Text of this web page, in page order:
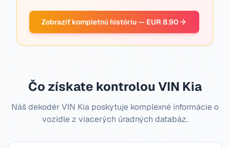
Zobraziť kompletnú históriu — EUR 8.90
Čo získate kontrolou VIN Kia
Náš dekodér VIN Kia poskytuje komplexné informácie o
vozidle z viacerých úradných databáz.